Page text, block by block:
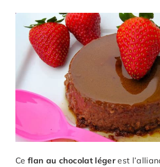
Ce flan au chocolat légerest